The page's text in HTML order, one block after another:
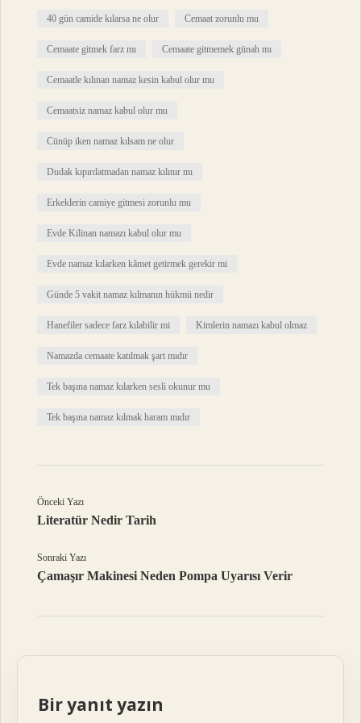
40 gün camide kılarsa ne olur Cemaat zorunlu mu
Cemaate gitmek farz mı Cemaate gitmemek günah mı
Cemaatle kılınan namaz kesin kabul olur mu
Cemaatsiz namaz kabul olur mu
Cünüp iken namaz kılsam ne olur
Dudak kıpırdatmadan namaz kılınır mı
Erkeklerin camiye gitmesi zorunlu mu
Evde Kilinan namazı kabul olur mu
Evde namaz kılarken kâmet getirmek gerekir mi
Günde 5 vakit namaz kılmanın hükmü nedir
Hanefiler sadece farz kılabilir mi Kimlerin namazı kabul olmaz
Namazda cemaate katılmak şart mıdır
Tek başına namaz kılarken sesli okunur mu
Tek başına namaz kılmak haram mıdır
Önceki Yazı
Literatür Nedir Tarih
Sonraki Yazı
Çamaşır Makinesi Neden Pompa Uyarısı Verir
Bir yanıt yazın